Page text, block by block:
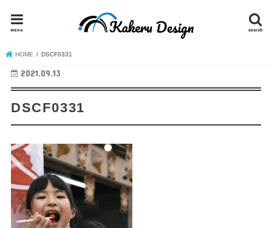
search
menu
HOME DSCF0331
2021.09.13
DSCF0331